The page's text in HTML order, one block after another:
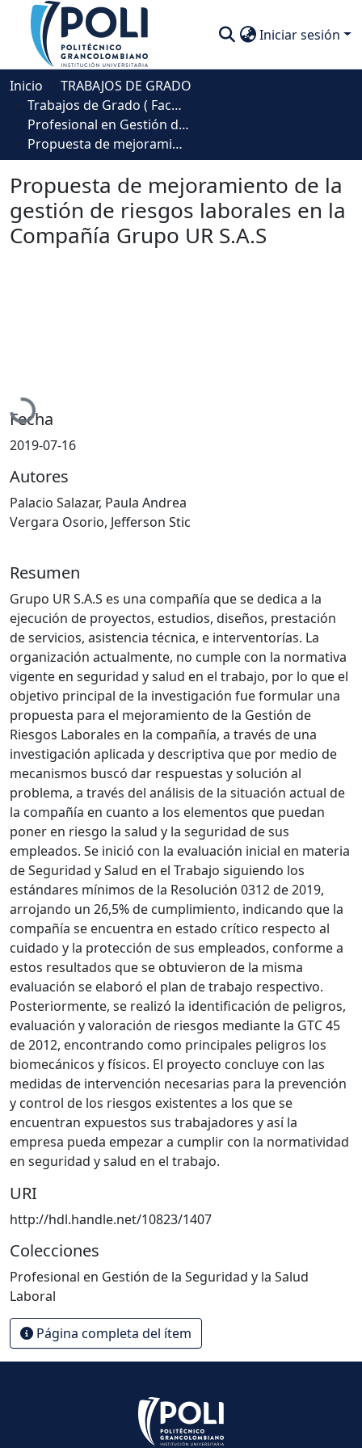
Iniciar sesión
Comunidades
Descubre
Estadísticas
Inicio
TRABAJOS DE GRADO
Trabajos de Grado ( Facultad de Sociedad, Cultura y Creatividad)
Profesional en Gestión de la Seguridad y la Salud Laboral
Propuesta de mejoramiento de la gestión de riesgos laborales en la Compañía Grupo UR S.A.S
Propuesta de mejoramiento de la
gestión de riesgos laborales en la
Compañía Grupo UR S.A.S
Cargando...
Fecha
2019-07-16
Autores
Palacio Salazar, Paula Andrea
Vergara Osorio, Jefferson Stic
Resumen
Grupo UR S.A.S es una compañía que se dedica a la
ejecución de proyectos, estudios, diseños, prestación
de servicios, asistencia técnica, e interventorías. La
organización actualmente, no cumple con la normativa
vigente en seguridad y salud en el trabajo, por lo que el
objetivo principal de la investigación fue formular una
propuesta para el mejoramiento de la Gestión de
Riesgos Laborales en la compañía, a través de una
investigación aplicada y descriptiva que por medio de
mecanismos buscó dar respuestas y solución al
problema, a través del análisis de la situación actual de
la compañía en cuanto a los elementos que puedan
poner en riesgo la salud y la seguridad de sus
empleados. Se inició con la evaluación inicial en materia
de Seguridad y Salud en el Trabajo siguiendo los
estándares mínimos de la Resolución 0312 de 2019,
arrojando un 26,5% de cumplimiento, indicando que la
compañía se encuentra en estado crítico respecto al
cuidado y la protección de sus empleados, conforme a
estos resultados que se obtuvieron de la misma
evaluación se elaboró el plan de trabajo respectivo.
Posteriormente, se realizó la identificación de peligros,
evaluación y valoración de riesgos mediante la GTC 45
de 2012, encontrando como principales peligros los
biomecánicos y físicos. El proyecto concluye con las
medidas de intervención necesarias para la prevención
y control de los riesgos existentes a los que se
encuentran expuestos sus trabajadores y así la
empresa pueda empezar a cumplir con la normatividad
en seguridad y salud en el trabajo.
URI
http://hdl.handle.net/10823/1407
Colecciones
Profesional en Gestión de la Seguridad y la Salud
Laboral
Página completa del ítem